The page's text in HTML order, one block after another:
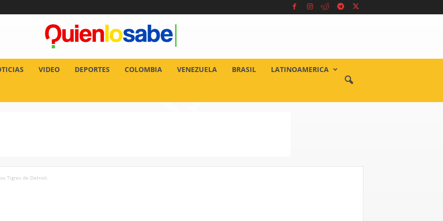
VIDEO DEPORTES COLOMBIA VENEZUELA BRASIL LATINOAMERICA
Tigres de Detroit.